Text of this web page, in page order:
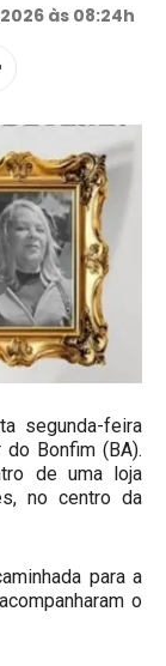
às 08:24h
segunda-feira
Bonfim (BA).
de uma loja
no centro da
para a
o